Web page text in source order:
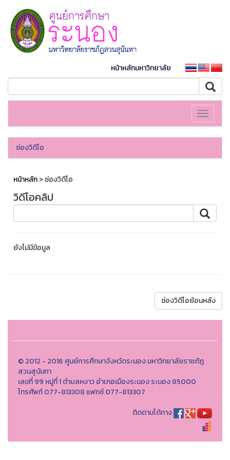
หน้าหลักมหาวิทยาลัย
Toggle
ช่องวิดีโอ
หน้าหลัก> ช่องวิดีโอ
วิดีโอคลิป
ยังไม่มีข้อมูล
ช่องวิดีโอย้อนหลัง
© 2012 - 2016 ศูนย์การศึกษาจังหวัดระนอง มหาวิทยาลัยราชภัฏ
สวนสุนันทา
เลขที่ 99 หมู่ที่ 1 ตำบลหงาว อำเภอเมืองระนอง ระนอง 85000
โทรศัพท์ 077-813308 แฟกซ์ 077-813307
ติดตามได้ทาง